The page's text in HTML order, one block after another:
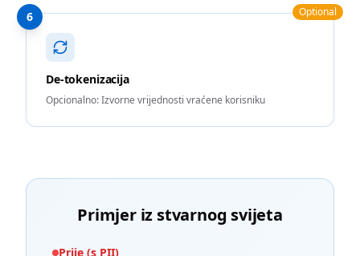
6 Optional
De-tokenizacija
Opcionalno: Izvorne vrijednosti vraćene korisniku
Primjer iz stvarnog svijeta
Prije (s PII)